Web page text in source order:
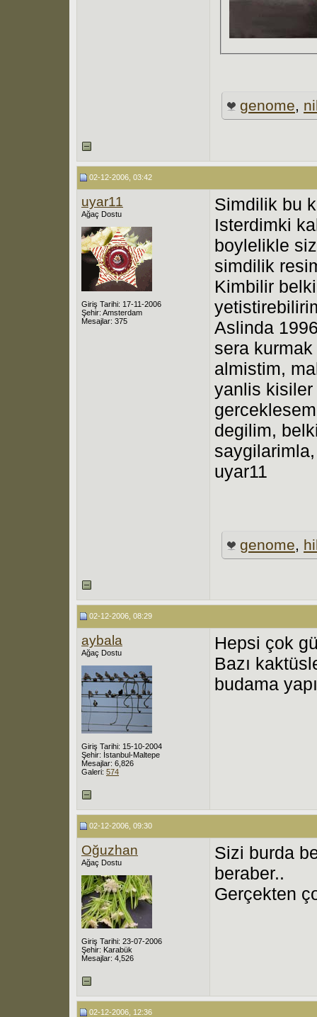
genome,
02-12-2006, 03:42
uyar11
Ağaç Dostu
Giriş Tarihi: 17-11-2006
Şehir: Amsterdam
Mesajlar: 375
Simdilik bu
Isterdimki
boylelikle
simdilik
Kimbilir
Aslinda
sera
almistim,
yanlis
degilim,
saygilarimla,
uyar11
genome,
02-12-2006, 08:29
aybala
Ağaç Dostu
Giriş Tarihi: 15-10-2004
Şehir: İstanbul-Maltepe
Mesajlar: 6,826
Galeri: 574
Hepsi çok
Bazı
budama
02-12-2006, 09:30
Oğuzhan
Ağaç Dostu
Giriş Tarihi: 23-07-2006
Şehir: Karabük
Mesajlar: 4,526
Sizi burda
beraber..
Gerçekten
02-12-2006, 12:36